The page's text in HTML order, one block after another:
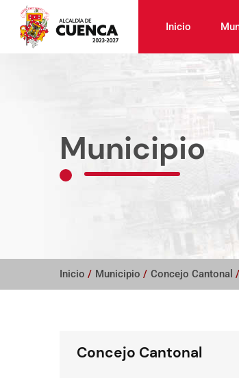
contenido
principal
Inicio
Municipio
Inicio / Municipio / Concejo Cantonal /
Concejo Cantonal